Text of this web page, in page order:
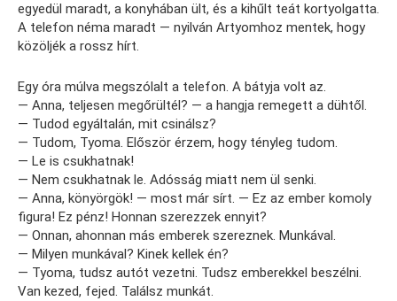
egyedül maradt, a konyhában ült, és a kihűlt teát kortyolgatta.
A telefon néma maradt — nyilván Artyomhoz mentek, hogy
közöljék a rossz hírt.
Egy óra múlva megszólalt a telefon. A bátyja volt az.
— Anna, teljesen megőrültél? — a hangja remegett a dühtől.
— Tudod egyáltalán, mit csinálsz?
— Tudom, Tyoma. Először érzem, hogy tényleg tudom.
— Le is csukhatnak!
— Nem csukhatnak le. Adósság miatt nem ül senki.
— Anna, könyörgök! — most már sírt. — Ez az ember komoly
figura! Ez pénz! Honnan szerezzek ennyit?
— Onnan, ahonnan más emberek szereznek. Munkával.
— Milyen munkával? Kinek kellek én?
— Tyoma, tudsz autót vezetni. Tudsz emberekkel beszélni.
Van kezed, fejed. Találsz munkát.